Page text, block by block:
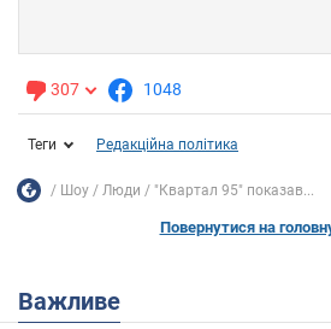
307 1048
Теги Редакційна політика
Шоу Люди "Квартал 95" показав...
Повернутися на
Важливе